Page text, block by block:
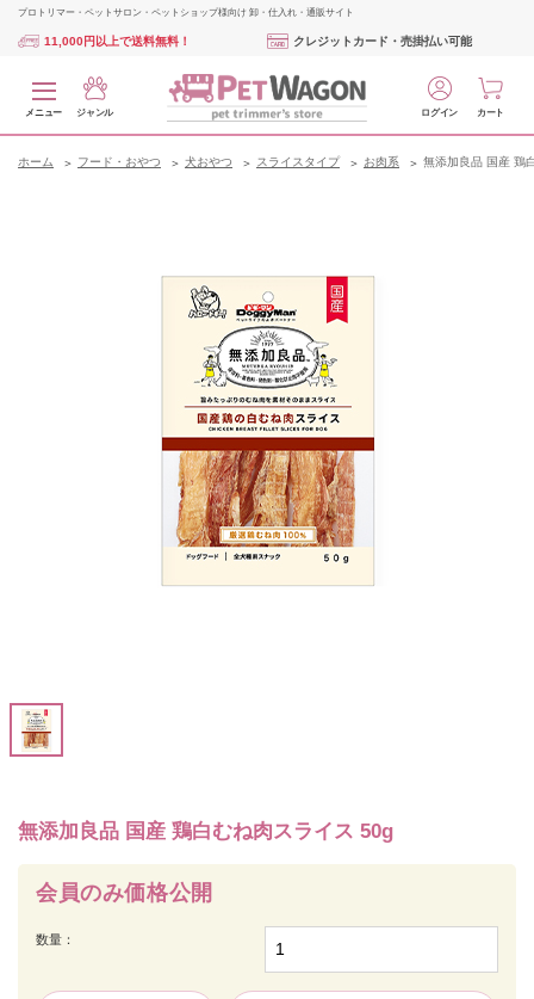
プロトリマー・ペットサロン・ペットショップ様向け 卸・仕入れ・通販サイト
11,000円以上で送料無料！ クレジットカード・売掛払い可能
メニュー ジャンル ログイン カート
ホーム フード・おやつ 犬おやつ スライスタイプ お肉系 無添加良品 国産 鶏
無添加良品 国産 鶏白むね肉スライス 50g
会員のみ価格公開
数量：